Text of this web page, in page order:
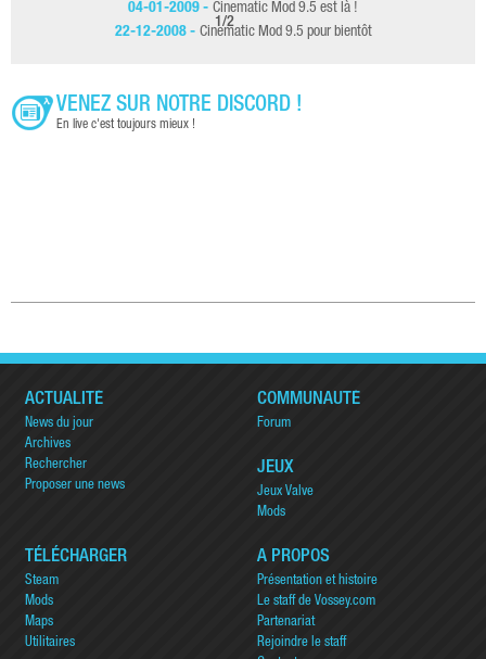
04-01-2009 - Cinematic Mod 9.5 est là !
22-12-2008 - Cinematic Mod 9.5 pour bientôt
1/2
VENEZ SUR NOTRE DISCORD !
En live c'est toujours mieux !
ACTUALITÉ
News du jour
Archives
Rechercher
Proposer une news
COMMUNAUTÉ
Forum
JEUX
Jeux Valve
Mods
TÉLÉCHARGER
Steam
Mods
Maps
Utilitaires
A PROPOS
Présentation et histoire
Le staff de Vossey.com
Partenariat
Rejoindre le staff